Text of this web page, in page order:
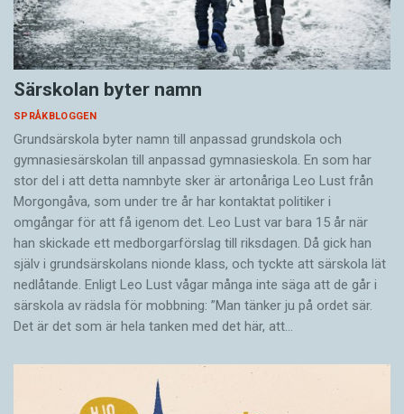
Särskolan byter namn
SPRÅKBLOGGEN
Grundsärskola byter namn till anpassad grundskola och
gymnasiesärskolan till anpassad gymnasieskola. En som har
stor del i att detta namnbyte sker är artonåriga Leo Lust från
Morgongåva, som under tre år har kontaktat politiker i
omgångar för att få igenom det. Leo Lust var bara 15 år när
han skickade ett medborgarförslag till riksdagen. Då gick han
själv i grundsärskolans nionde klass, och tyckte att särskola lät
nedlåtande. Enligt Leo Lust vågar många inte säga att de går i
särskola av rädsla för mobbning: ”Man tänker ju på ordet sär.
Det är det som är hela tanken med det här, att…